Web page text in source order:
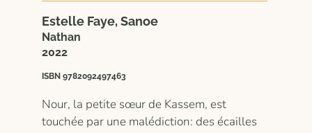
Estelle Faye, Sanoe
Nathan
2022
ISBN 9782092497463
Nour, la petite sœur de Kassem, est
touchée par une malédiction: des écailles